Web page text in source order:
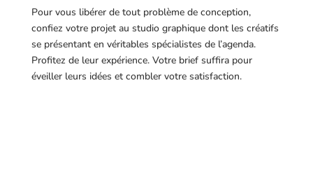
Pour vous libérer de tout problème de conception,
confiez votre projet au studio graphique dont les créatifs
se présentant en véritables spécialistes de l’agenda.
Profitez de leur expérience. Votre brief suffira pour
éveiller leurs idées et combler votre satisfaction.